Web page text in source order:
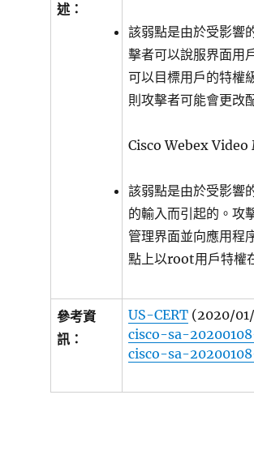
述：
該弱點是由於受影響
擊者可以說服界面用
可以目標用戶的特權
則攻擊者可能會更改
Cisco Webex
該弱點是由於受影響
的輸入而引起的。攻
管理界面並向應用程
點上以root用戶特權
參考資
訊：
US-CERT(2020/
cisco-sa-
cisco-sa-